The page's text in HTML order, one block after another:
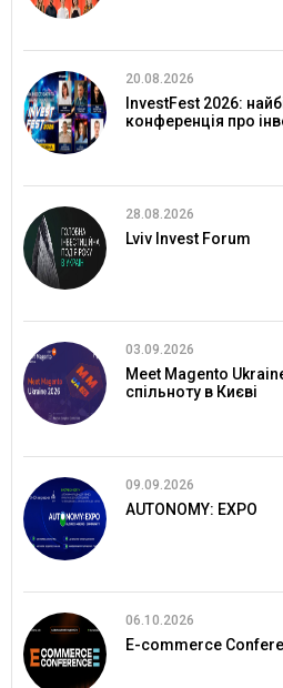
20.08.2026
InvestFest 2026:
конференція про
28.08.2026
Lviv Invest Forum
03.09.2026
Meet Magento
спільноту в Києві
09.09.2026
AUTONOMY: EXPO
06.10.2026
E-commerce